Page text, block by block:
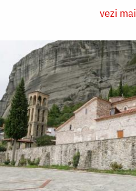
vezi